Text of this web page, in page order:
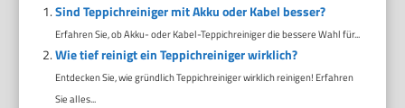
Sind Teppichreiniger mit Akku oder Kabel besser?
Erfahren Sie, ob Akku- oder Kabel-Teppichreiniger die bessere Wahl für...
Wie tief reinigt ein Teppichreiniger wirklich?
Entdecken Sie, wie gründlich Teppichreiniger wirklich reinigen! Erfahren
Sie alles...